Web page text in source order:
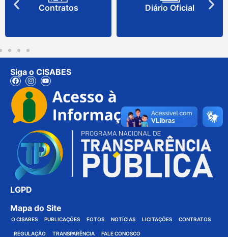
Contratos Diário Oficial
Siga o CISABES
LGPD
Mapa do Site
O CISABES PUBLICAÇÕES FOTOS NOTÍCIAS LICITAÇÕES CONTRATOS
REGULAÇÃO TRANSPARÊNCIA FALE CONOSCO